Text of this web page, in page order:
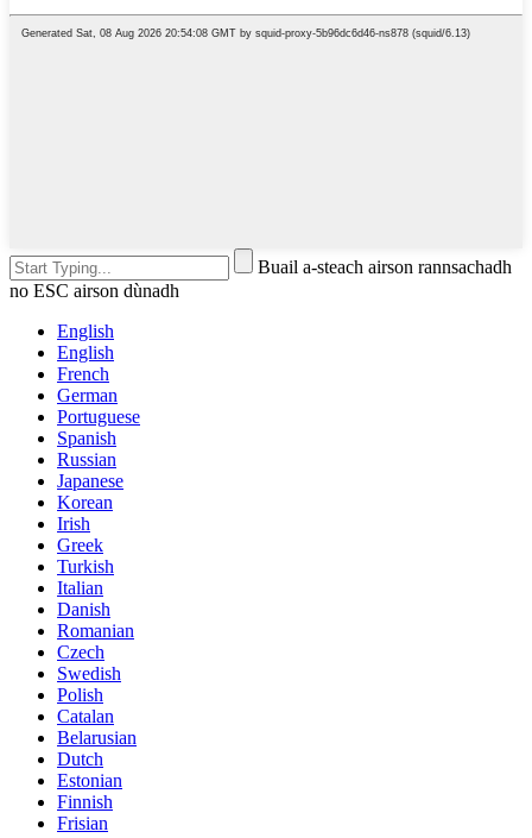
Buail a-steach airson rannsachadh
no ESC airson dùnadh
English
English
French
German
Portuguese
Spanish
Russian
Japanese
Korean
Irish
Greek
Turkish
Italian
Danish
Romanian
Czech
Swedish
Polish
Catalan
Belarusian
Dutch
Estonian
Finnish
Frisian